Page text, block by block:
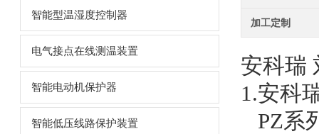
智能型温湿度控制器
电气接点在线测温装置
智能电动机保护器
智能低压线路保护装置
加工定制
安科瑞
1.安科
PZ系